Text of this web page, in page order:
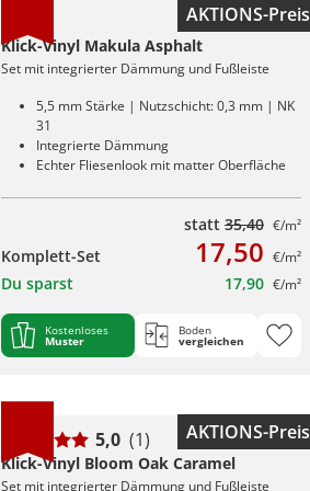
AKTIONS-Preis
Klick-Vinyl Makula Asphalt
Set mit integrierter Dämmung und Fußleiste
5,5 mm Stärke | Nutzschicht: 0,3 mm | NK
31
Integrierte Dämmung
Echter Fliesenlook mit matter Oberfläche
statt 35,40 €/m²
Komplett-Set 17,50 €/m²
Du sparst 17,90 €/m²
Kostenloses
Muster
Boden
vergleichen
AKTIONS-Preis
5,0 (1)
Klick-Vinyl Bloom Oak Caramel
Set mit integrierter Dämmung und Fußleiste